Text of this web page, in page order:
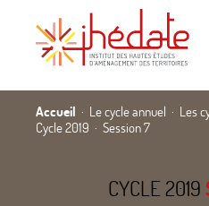
Accueil Le cycle annuel
Les
Cycle 2019
Session 7
CYCLE 2019